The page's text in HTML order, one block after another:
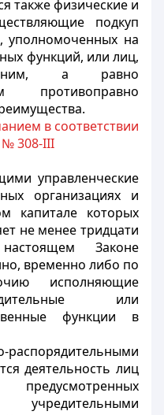
также физические и
подкуп
уполномоченных на
функций, или лиц,
ним, а равно
противоправно
в соответствии
№ 308-III
управленческие
организациях и
капитале которых
не менее тридцати
Законе
временно либо по
исполняющие
или
функции в
распорядительными
деятельность лиц
учредительными